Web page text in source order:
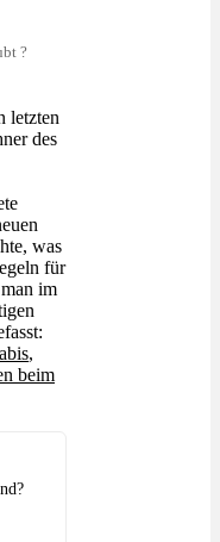
?
letzten
des
was
für
im
,
beim